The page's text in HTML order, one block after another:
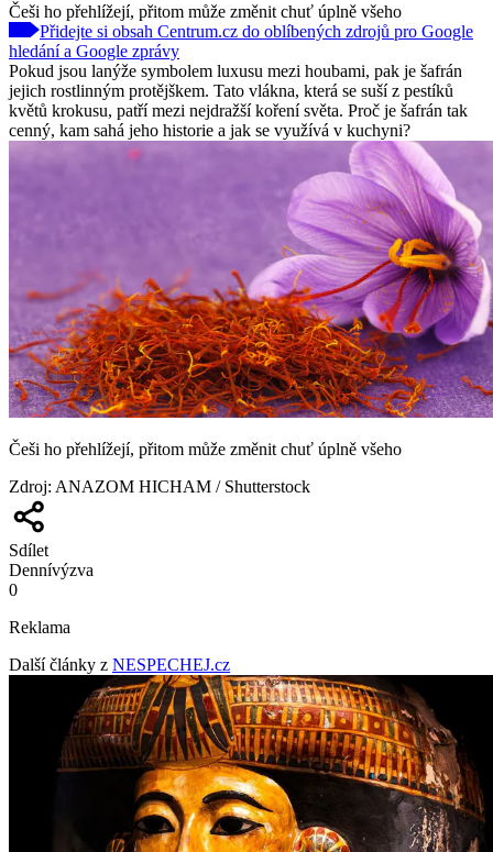
Češi ho přehlížejí, přitom může změnit chuť úplně všeho
Přidejte si obsah Centrum.cz do oblíbených zdrojů pro Google
hledání a Google zprávy
Pokud jsou lanýže symbolem luxusu mezi houbami, pak je šafrán
jejich rostlinným protějškem. Tato vlákna, která se suší z pestíků
květů krokusu, patří mezi nejdražší koření světa. Proč je šafrán tak
cenný, kam sahá jeho historie a jak se využívá v kuchyni?
Češi ho přehlížejí, přitom může změnit chuť úplně všeho
Zdroj: ANAZOM HICHAM / Shutterstock
Sdílet
Dennívýzva
0
Reklama
Další články z NESPECHEJ.cz